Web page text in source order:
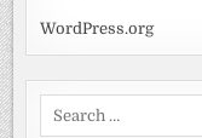
WordPress.org